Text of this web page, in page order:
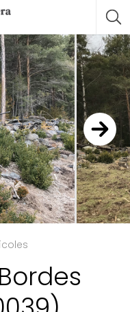
TWITTER
FACEBOOK